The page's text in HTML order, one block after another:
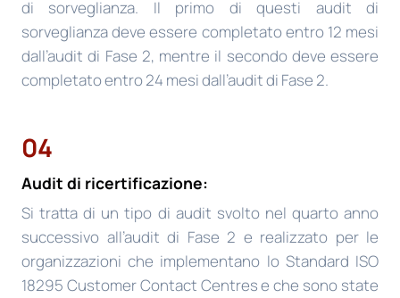
di sorveglianza. Il primo di questi audit di
sorveglianza deve essere completato entro 12 mesi
dall’audit di Fase 2, mentre il secondo deve essere
completato entro 24 mesi dall’audit di Fase 2.
04
Audit di ricertificazione:
Si tratta di un tipo di audit svolto nel quarto anno
successivo all’audit di Fase 2 e realizzato per le
organizzazioni che implementano lo Standard ISO
18295 Customer Contact Centres e che sono state